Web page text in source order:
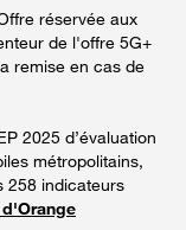
réservée aux
de l'offre 5G+
remise en cas de
2025 d’évaluation
métropolitains,
258 indicateurs